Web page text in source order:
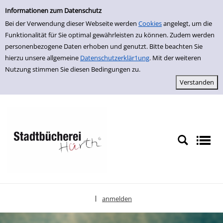
Einfache Suche
Informationen zum Datenschutz
Bei der Verwendung dieser Webseite werden Cookiesangelegt, um die
Funktionalität für Sie optimal gewährleisten zu können. Zudem werden
personenbezogene Daten erhoben und genutzt. Bitte beachten Sie
hierzu unsere allgemeine Datenschutzerklär1ung. Mit der weiteren
Nutzung stimmen Sie diesen Bedingungen zu.
zur Navigation springen
zum Inhalt springen
Zur Detailanzeige springen
anmelden